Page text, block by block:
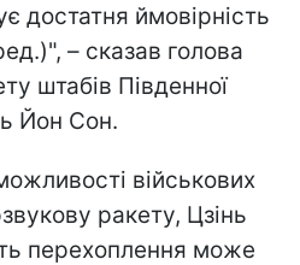
достатня ймовірність
– сказав голова
штабів Південної
Йон Сон.
військових
ракету, Цзінь
перехоплення може